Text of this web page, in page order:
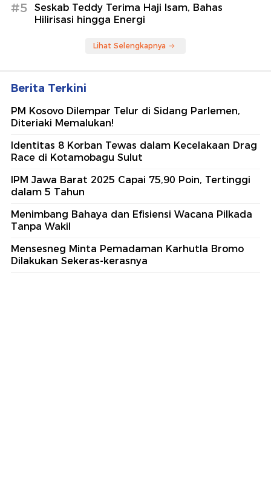
#5
Seskab Teddy Terima Haji Isam, Bahas
Hilirisasi hingga Energi
Lihat Selengkapnya
Berita Terkini
PM Kosovo Dilempar Telur di Sidang Parlemen,
Diteriaki Memalukan!
Identitas 8 Korban Tewas dalam Kecelakaan Drag
Race di Kotamobagu Sulut
IPM Jawa Barat 2025 Capai 75,90 Poin, Tertinggi
dalam 5 Tahun
Menimbang Bahaya dan Efisiensi Wacana Pilkada
Tanpa Wakil
Mensesneg Minta Pemadaman Karhutla Bromo
Dilakukan Sekeras-kerasnya